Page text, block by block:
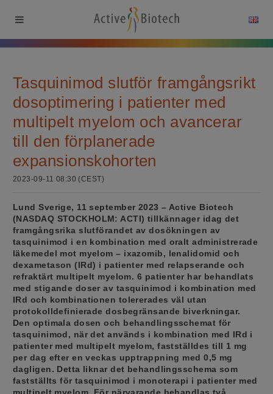
Tasquinimod slutför framgångsrikt
dosoptimering i patienter med
multipelt myelom och avancerar
till den förplanerade
expansionskohorten
2023-09-11 08:30 (CEST)
Lund Sverige, 11 september 2023 – Active Biotech
(NASDAQ STOCKHOLM: ACTI) tillkännager idag det
framgångsrika slutförandet av dosökningen av
tasquinimod i en kombination med oralt administrerade
läkemedel mot myelom – ixazomib, lenalidomid och
dexametason (IRd) i patienter med relapserande och
refraktärt multipelt myelom. 6 patienter har behandlats
med stigande doser av tasquinimod i kombination med
IRd och kombinationen tolererades väl utan
protokolldefinierade dosbegränsande biverkningar.
Den optimala dosen och behandlingsschemat för
tasquinimod, när det används i kombination med IRd i
patienter med multipelt myelom, fastställdes till 1 mg
per dag efter en veckas upptrappning med 0,5 mg
dagligen. Detta liknar det behandlingsschema som
fastställts för tasquinimod i monoterapi i patienter med
multipelt myelom. För närvarande behandlas två